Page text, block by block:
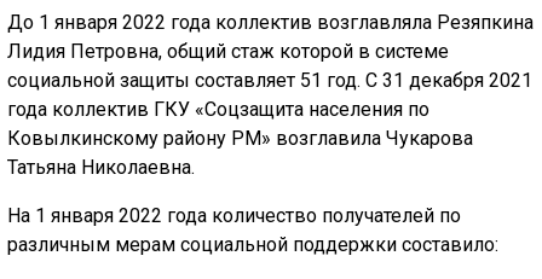
Aa Aa Aa
ИЗОБРАЖЕНИЯ
ГОЛОС
🔊 Включить озвучивание
До 1 января 2022 года коллектив возглавляла Резяпкина
Лидия Петровна, общий стаж которой в системе
социальной защиты составляет 51 год. С 31 декабря 2021
года коллектив ГКУ «Соцзащита населения по
Ковылкинскому району РМ» возглавила Чукарова
Татьяна Николаевна.
На 1 января 2022 года количество получателей по
различным мерам социальной поддержки составило: